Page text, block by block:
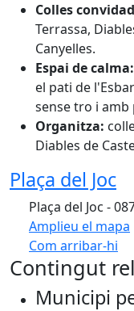
Colles
Terrassa,
Canyelles.
Espai de calma:
el pati de
sense tro i amb
Organitza:
Diables de
Plaça del Joc
Plaça del Joc -
Amplieu el mapa
Com arribar-hi
+
Contingut
Municipi